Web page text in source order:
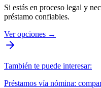
Si estás en proceso legal y
préstamo confiables.
Ver opciones →
También te puede interesar:
Préstamos vía nómina: